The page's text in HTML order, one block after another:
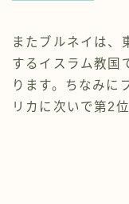
またブルネイは、
するイスラム教国
ります。ちなみに
リカに次いで第2